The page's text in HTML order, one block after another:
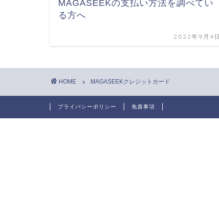
MAGASEEKの支払い方法を調べてい
る方へ
2022年9月4
HOME MAGASEEKクレジットカード
プライバシーポリシー 免責事項